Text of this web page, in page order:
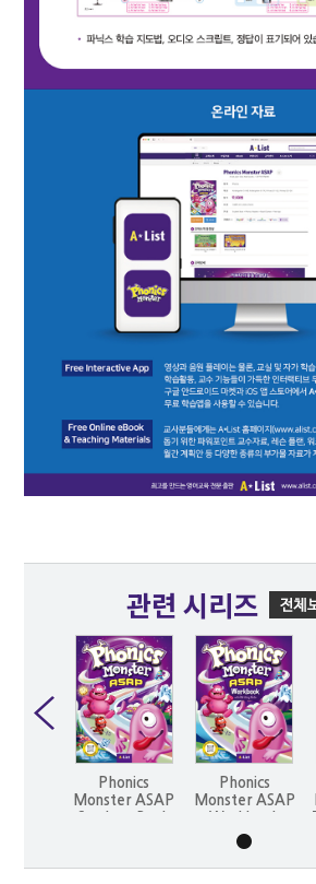
관련 시리즈
Phonics
Monster ASAP
Phonics
Monster ASAP